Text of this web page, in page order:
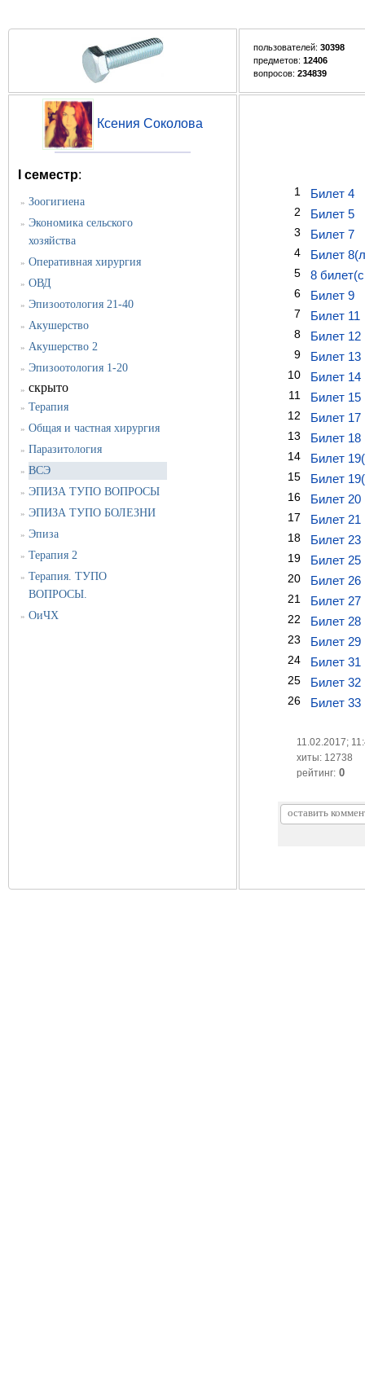
пользователей: 30398
предметов: 12406
вопросов: 234839
Ксения Соколова
I семестр:
» Зоогигиена
» Экономика сельского
хозяйства
» Оперативная хирургия
» ОВД
» Эпизоотология 21-40
» Акушерство
» Акушерство 2
» Эпизоотология 1-20
» скрыто
» Терапия
» Общая и частная хирургия
» Паразитология
» ВСЭ
» ЭПИЗА ТУПО ВОПРОСЫ
» ЭПИЗА ТУПО БОЛЕЗНИ
» Эпиза
» Терапия 2
» Терапия. ТУПО
ВОПРОСЫ.
» ОиЧХ
1 Билет 4
2 Билет 5
3 Билет 7
4 Билет
5 8
6 Билет 9
7 Билет 11
8 Билет 12
9 Билет 13
10 Билет 14
11 Билет 15
12 Билет 17
13 Билет 18
14 Билет
15 Билет
16 Билет 20
17 Билет 21
18 Билет 23
19 Билет 25
20 Билет 26
21 Билет 27
22 Билет 28
23 Билет 29
24 Билет 31
25 Билет 32
26 Билет 33
11.02.2017;
хиты: 12738
рейтинг: 0